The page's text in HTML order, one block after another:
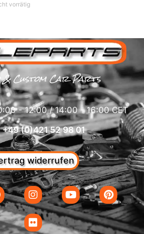
vorrätig
& Custom Car Parts
- 12:00 / 14:00 - 16:00 CET
+49 (0)421 52 98 01
widerrufen